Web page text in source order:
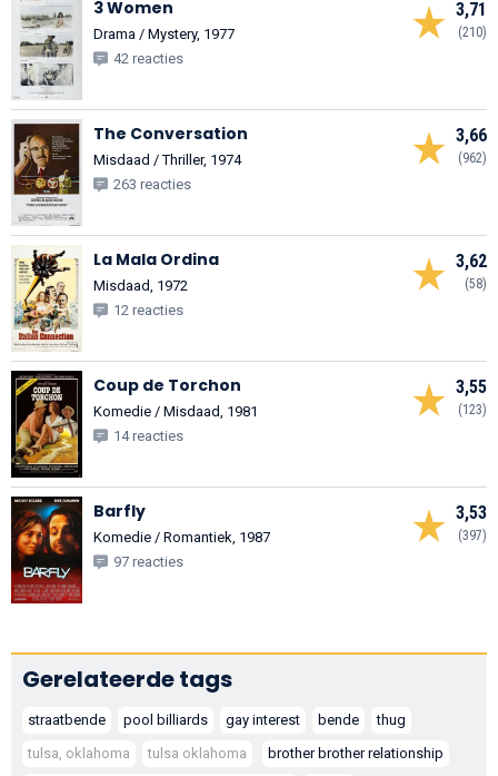
3,71
(210)
3 Women
Drama / Mystery, 1977
42 reacties
3,66
(962)
The Conversation
Misdaad / Thriller, 1974
263 reacties
3,62
(58)
La Mala Ordina
Misdaad, 1972
12 reacties
3,55
(123)
Coup de Torchon
Komedie / Misdaad, 1981
14 reacties
3,53
(397)
Barfly
Komedie / Romantiek, 1987
97 reacties
Gerelateerde tags
straatbende pool billiards gay interest bende
thug
tulsa, oklahoma
tulsa oklahoma
brother brother relationship